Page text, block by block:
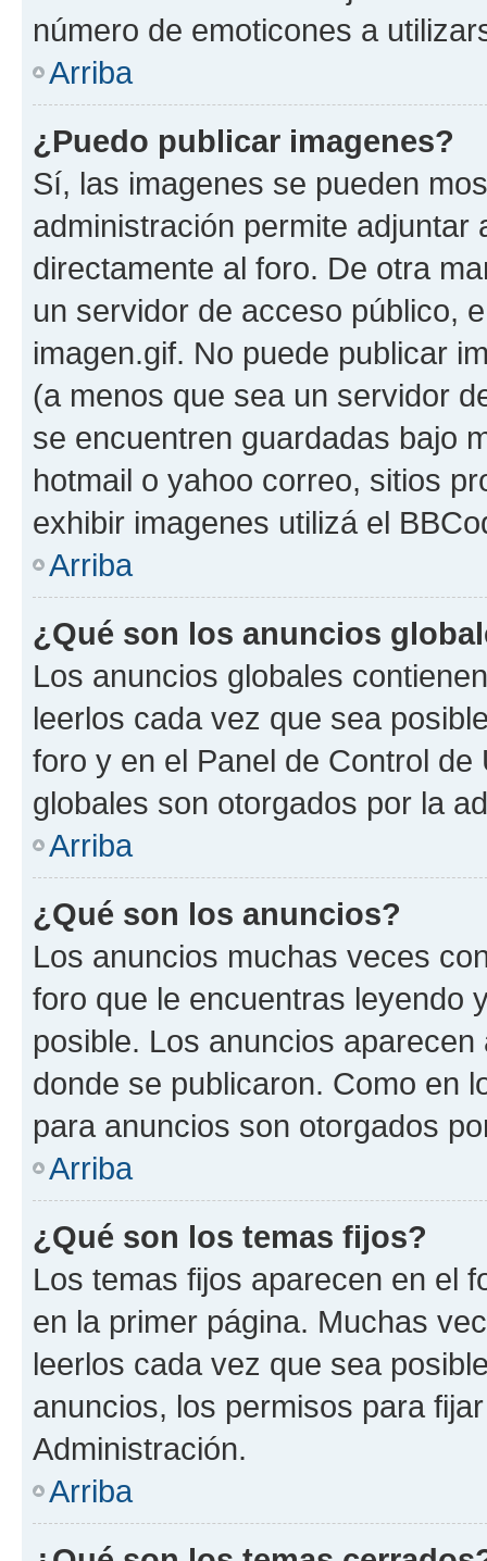
número de emoticones a
Arriba
¿Puedo publicar imagenes?
Sí, las imagenes se pueden
administración permite
directamente al foro. De otra
un servidor de acceso público,
imagen.gif. No puede publicar
(a menos que sea un servidor
se encuentren guardadas bajo
hotmail o yahoo correo, sitios
exhibir imagenes utilizá el
Arriba
¿Qué son los anuncios
Los anuncios globales
leerlos cada vez que sea
foro y en el Panel de Control
globales son otorgados por la
Arriba
¿Qué son los anuncios?
Los anuncios muchas veces
foro que le encuentras leyendo
posible. Los anuncios
donde se publicaron. Como en
para anuncios son otorgados
Arriba
¿Qué son los temas fijos?
Los temas fijos aparecen en el
en la primer página. Muchas
leerlos cada vez que sea
anuncios, los permisos para
Administración.
Arriba